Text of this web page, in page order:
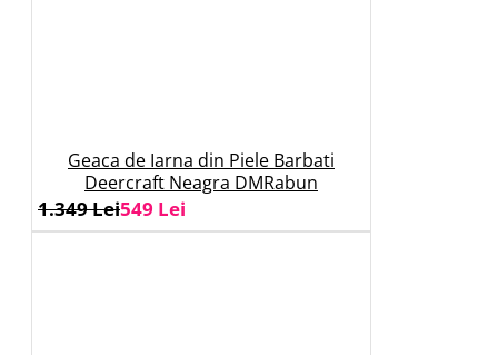
Geaca de Iarna din Piele Barbati
Deercraft Neagra DMRabun
549 Lei
1.349 Lei